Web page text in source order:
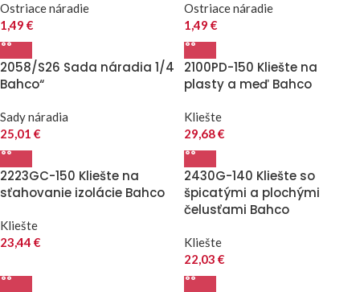
Ostriace náradie
1,49 €
Ostriace náradie
1,49 €
2058/S26 Sada náradia 1/4
Bahco“
Sady náradia
25,01 €
2100PD-150 Kliešte na
plasty a meď Bahco
Kliešte
29,68€
2223GC-150 Kliešte na
sťahovanie izolácie Bahco
Kliešte
23,44 €
2430G-140 Kliešte so
špicatými a plochými
čelusťami Bahco
Kliešte
22,03 €